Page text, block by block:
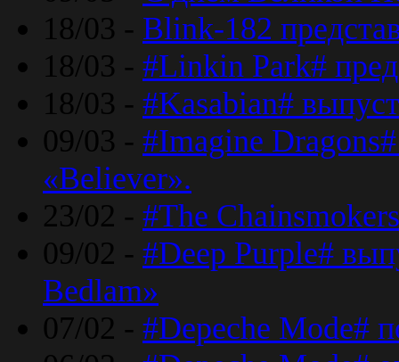
18/03 - Blink-182
18/03 - #Linkin Park#
18/03 - #Kasabian#
09/03 - #Imagine
«Believer».
23/02 - #The
09/02 - #Deep Purple#
Bedlam»
07/02 - #Depeche Mode#